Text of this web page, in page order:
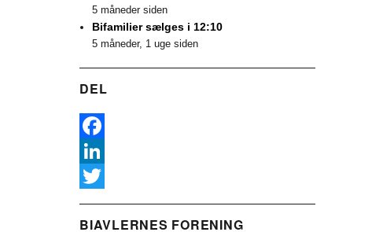
5 måneder siden
Bifamilier sælges i 12:10
5 måneder, 1 uge siden
DEL
F
a
e
L
nw
BIAVLERNES FORENING